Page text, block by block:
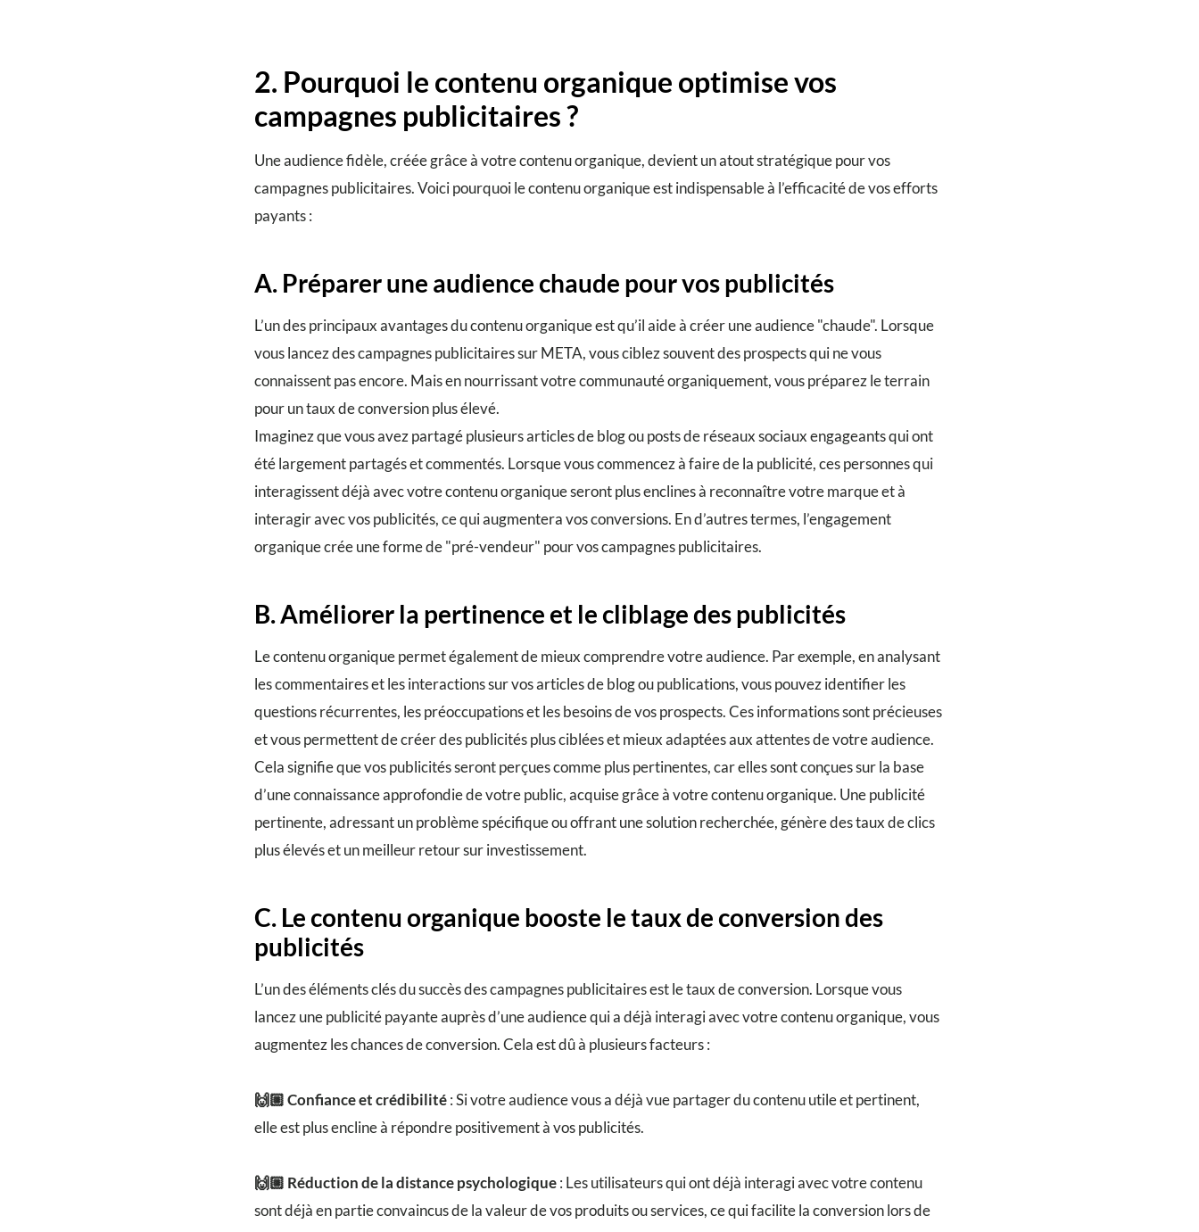
2. Pourquoi le contenu organique optimise vos
campagnes publicitaires ?
Une audience fidèle, créée grâce à votre contenu organique, devient un atout stratégique pour vos
campagnes publicitaires. Voici pourquoi le contenu organique est indispensable à l’efficacité de vos efforts
payants :
A. Préparer une audience chaude pour vos publicités
L’un des principaux avantages du contenu organique est qu’il aide à créer une audience "chaude". Lorsque
vous lancez des campagnes publicitaires sur META, vous ciblez souvent des prospects qui ne vous
connaissent pas encore. Mais en nourrissant votre communauté organiquement, vous préparez le terrain
pour un taux de conversion plus élevé.
Imaginez que vous avez partagé plusieurs articles de blog ou posts de réseaux sociaux engageants qui ont
été largement partagés et commentés. Lorsque vous commencez à faire de la publicité, ces personnes qui
interagissent déjà avec votre contenu organique seront plus enclines à reconnaître votre marque et à
interagir avec vos publicités, ce qui augmentera vos conversions. En d’autres termes, l’engagement
organique crée une forme de "pré-vendeur" pour vos campagnes publicitaires.
B. Améliorer la pertinence et le cliblage des publicités
Le contenu organique permet également de mieux comprendre votre audience. Par exemple, en analysant
les commentaires et les interactions sur vos articles de blog ou publications, vous pouvez identifier les
questions récurrentes, les préoccupations et les besoins de vos prospects. Ces informations sont précieuses
et vous permettent de créer des publicités plus ciblées et mieux adaptées aux attentes de votre audience.
Cela signifie que vos publicités seront perçues comme plus pertinentes, car elles sont conçues sur la base
d’une connaissance approfondie de votre public, acquise grâce à votre contenu organique. Une publicité
pertinente, adressant un problème spécifique ou offrant une solution recherchée, génère des taux de clics
plus élevés et un meilleur retour sur investissement.
C. Le contenu organique booste le taux de conversion des
publicités
L’un des éléments clés du succès des campagnes publicitaires est le taux de conversion. Lorsque vous
lancez une publicité payante auprès d’une audience qui a déjà interagi avec votre contenu organique, vous
augmentez les chances de conversion. Cela est dû à plusieurs facteurs :
🙌🏼 Confiance et crédibilité: Si votre audience vous a déjà vue partager du contenu utile et pertinent,
elle est plus encline à répondre positivement à vos publicités.
🙌🏼 Réduction de la distance psychologique: Les utilisateurs qui ont déjà interagi avec votre contenu
sont déjà en partie convaincus de la valeur de vos produits ou services, ce qui facilite la conversion lors de